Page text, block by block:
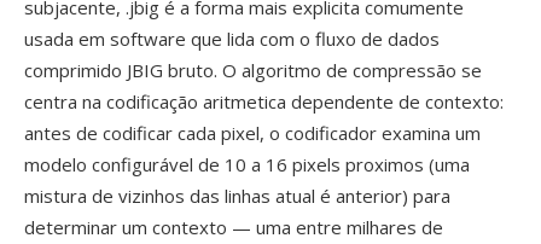
subjacente, .jbig é a forma mais explicita comumente
usada em software que lida com o fluxo de dados
comprimido JBIG bruto. O algoritmo de compressão se
centra na codificação aritmetica dependente de contexto:
antes de codificar cada pixel, o codificador examina um
modelo configurável de 10 a 16 pixels proximos (uma
mistura de vizinhos das linhas atual é anterior) para
determinar um contexto — uma entre milhares de